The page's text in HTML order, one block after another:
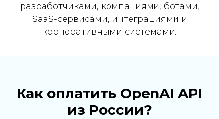
разработчиками, компаниями, ботами,
SaaS-сервисами, интеграциями и
корпоративными системами.
Как оплатить OpenAI API
из России?